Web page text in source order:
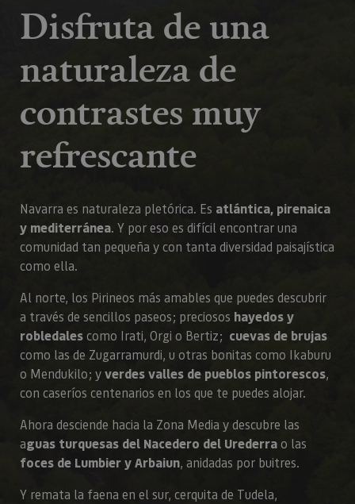
Disfruta de una
naturaleza de
contrastes muy
refrescante
Navarra es naturaleza pletórica. Es atlántica, pirenaica
y mediterránea. Y por eso es difícil encontrar una
comunidad tan pequeña y con tanta diversidad paisajística
como ella.
Al norte, los Pirineos más amables que puedes descubrir
a través de sencillos paseos; preciosos hayedos y
robledalescomo Irati, Orgi o Bertiz; cuevas de brujas
como las de Zugarramurdi, u otras bonitas como Ikaburu
o Mendukilo; yverdes valles de pueblos pintorescos,
con caseríos centenarios en los que te puedes alojar.
Ahora desciende hacia la Zona Media y descubre las
aguas turquesas del Nacedero del Urederrao las
foces de Lumbier y Arbaiun, anidadas por buitres.
Y remata la faena en el sur, cerquita de Tudela,